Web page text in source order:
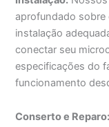
aprofundado sobre
instalação
conectar seu
especificações do
funcionamento
Conserto e Reparo: